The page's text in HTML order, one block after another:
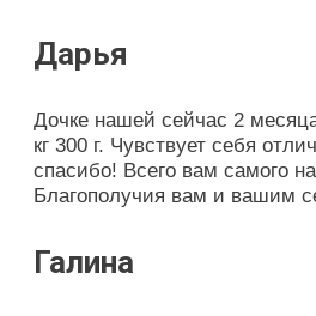
Дарья
Дочке нашей сейчас 2
кг 300 г. Чувствует себя
спасибо! Всего вам самого
Благополучия вам и вашим
Галина